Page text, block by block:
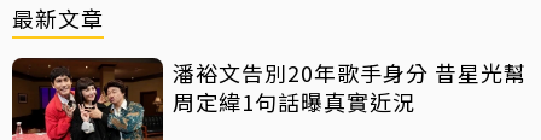
最新文章
潘裕文告別20年歌手身分 昔星光幫
周定緯1句話曝真實近況